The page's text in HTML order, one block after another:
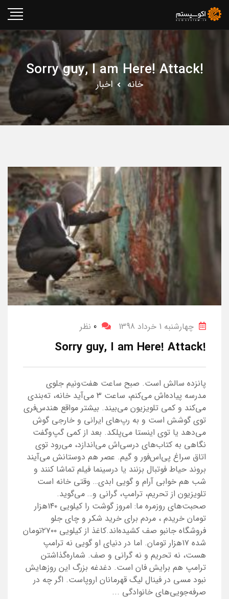
!Sorry guy, I am Here! Attack
خانه اخبار
چهارشنبه 1 خرداد 1398 0 نظر
!Sorry guy, I am Here! Attack
پانزده سالش است. صبح ساعت هفت‌ونیم جلوی
‌مدرسه پیاده‌اش می‌کنم، ساعت ۳ می‌آید خانه، ته‌بندی
می‌کند و کمی تلویزیون می‌بیند. بیشتر مواقع هندس‌فری
توی گوشش است و به رپ‌های ایرانی و خارجی گوش
می‌دهد یا توی اینستا می‌پلکد. بعد از کمی گپ‌و‌گفت
نگاهی به کتاب‌های درسی‌اش می‌اندازد، می‌رود توی
اتاق سراغ پی‌اس‌فور و گیم. عصر هم دوستانش می‌آیند
بروند حیاط فوتبال بزنند یا درسینما فیلم تماشا کنند و
شب هم خوابی آرام و‌ گویی ابدی… وقتی خانه است
تلویزیون از تحریم، ترامپ، گرانی و… می‌گوید.
صحبت‌های روزمره‌ ما: امروز گوشت را کیلویی ۱۴۰هزار
تومان خریدم ، مردم برای خرید شکر و چای جلو
فروشگاه جانبو صف کشیده‌اند.کاغذ از کیلویی ۲۷۰۰تومان
شده ۱۷هزار تومان. اما در دنیای او گویی نه ترامپ
هست، نه تحریم و‌ نه گرانی و صف. شماره‌گذاشتن
ترامپ هم برایش فان است. دغدغه بزرگ این روزهایش
نبود مسی در فینال لیگ قهرمانان اروپاست. اگر چه در
صرفه‌جویی‌های خانوادگی ...